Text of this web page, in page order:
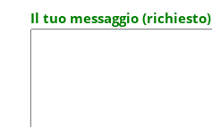
Il tuo messaggio (richiesto)